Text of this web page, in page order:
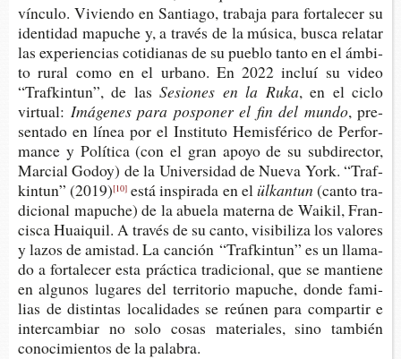
víncu­lo. Vivien­do en San­tia­go, tra­ba­ja para for­ta­le­cer su
iden­ti­dad mapu­che y, a tra­vés de la músi­ca, busca rela­tar
las expe­rien­cias coti­dia­nas de su pue­blo tanto en el ámbi­
to rural como en el urbano. En 2022 incluí su video
“Traf­kin­tun”, de lasSesio­nes en la Ruka, en el ciclo
virtual: Imá­ge­nes para pos­po­ner el fin del mundo, pre­
sen­ta­do en línea por el Ins­ti­tu­to Hemis­fé­ri­co de Per­for­
man­ce y Polí­ti­ca (con el gran apoyo de su sub­di­rec­tor,
Mar­cial Godoy) de la Uni­ver­si­dad de Nueva York. “Traf­
kin­tun” (2019)[10] está ins­pi­ra­da en el ülkantun (canto tra­
di­cio­nal mapu­che) de la abue­la mater­na de Wai­kil, Fran­
cis­ca Huai­quil. A tra­vés de su canto, visi­bi­li­za los valo­res
y lazos de amis­tad. La can­ción “Traf­kin­tun” es un lla­ma­
do a for­ta­le­cer esta prác­ti­ca tra­di­cio­nal, que se man­tie­ne
en algu­nos luga­res del terri­to­rio mapu­che, donde fami­
lias de dis­tin­tas loca­li­da­des se reúnen para com­par­tir e
inter­cam­biar no solo cosas mate­ria­les, sino tam­bién
cono­ci­mien­tos de la palabra.